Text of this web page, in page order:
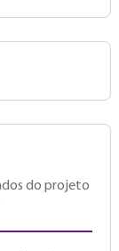
do projeto